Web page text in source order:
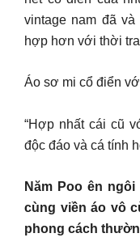
vintage nam đã
hợp hơn với thời
Áo sơ mi cổ điển
“Hợp nhất cái cũ
độc đáo và cá tính
Năm Poo ên
cùng viền áo vô
phong cách